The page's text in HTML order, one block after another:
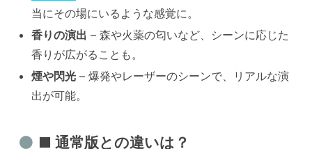
当にその場にいるような感覚に。
香りの演出 – 森や火薬の匂いなど、シーンに応じた
香りが広がることも。
煙や閃光 – 爆発やレーザーのシーンで、リアルな演
出が可能。
■ 通常版との違いは？